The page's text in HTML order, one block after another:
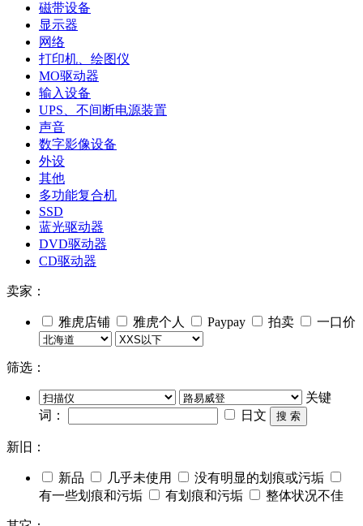
磁带设备
显示器
网络
打印机、绘图仪
MO驱动器
输入设备
UPS、不间断电源装置
声音
数字影像设备
外设
其他
多功能复合机
SSD
蓝光驱动器
DVD驱动器
CD驱动器
卖家：
雅虎店铺 雅虎个人 Paypay 拍卖 一口价
筛选：
关键
词：
日文 搜 索
新旧：
新品 几乎未使用
没有明显的划痕或污垢
有一些划痕和污垢
有划痕和污垢 整体状况不佳